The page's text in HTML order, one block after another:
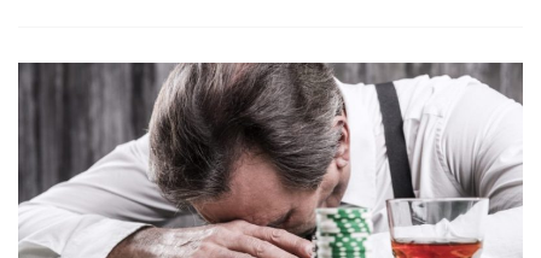
Banjalučaninu
žena
prokockala
82.000
KM
–
evo
šta